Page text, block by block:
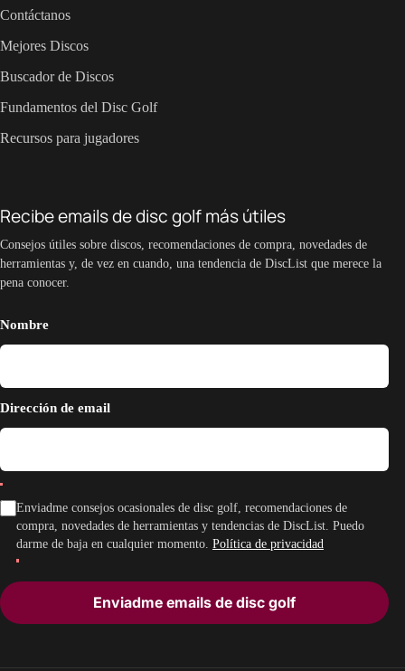
Contáctanos
Mejores Discos
Buscador de Discos
Fundamentos del Disc Golf
Recursos para jugadores
Recibe emails de disc golf más útiles
Consejos útiles sobre discos, recomendaciones de compra, novedades de
herramientas y, de vez en cuando, una tendencia de DiscList que merece la
pena conocer.
Nombre
Dirección de email
Enviadme consejos ocasionales de disc golf, recomendaciones de
compra, novedades de herramientas y tendencias de DiscList. Puedo
darme de baja en cualquier momento. Política de privacidad
Enviadme emails de disc golf